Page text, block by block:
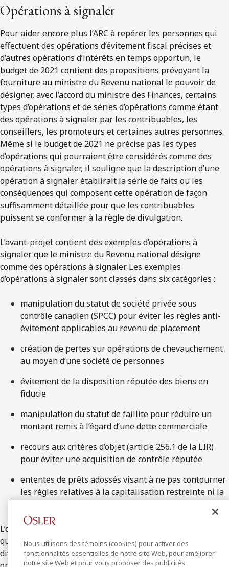
Opérations à signaler
Pour aider encore plus l’ARC à repérer les personnes qui
effectuent des opérations d’évitement fiscal précises et
d’autres opérations d’intérêts en temps opportun, le
budget de 2021 contient des propositions prévoyant la
fourniture au ministre du Revenu national le pouvoir de
désigner, avec l’accord du ministre des Finances, certains
types d’opérations et de séries d’opérations comme étant
des opérations à signaler par les contribuables, les
conseillers, les promoteurs et certaines autres personnes.
Même si le budget de 2021 ne précise pas les types
d’opérations qui pourraient être considérés comme des
opérations à signaler, il souligne que la description d’une
opération à signaler établirait la série de faits ou les
conséquences qui composent cette opération de façon
suffisamment détaillée pour que les contribuables
puissent se conformer à la règle de divulgation.
L’avant-projet contient des exemples d’opérations à
signaler que le ministre du Revenu national désigne
comme des opérations à signaler. Les exemples
d’opérations à signaler sont classés dans six catégories :
manipulation du statut de société privée sous
contrôle canadien (SPCC) pour éviter les règles anti-
évitement applicables au revenu de placement
création de pertes sur opérations de chevauchement
au moyen d’une société de personnes
évitement de la disposition réputée des biens en
fiducie
manipulation du statut de faillite pour réduire un
montant remis à l’égard d’une dette commerciale
recours aux critères d’objet (article 256.1 de la LIR)
pour éviter une acquisition de contrôle réputée
ententes de prêts adossés visant à ne pas contourner
les règles relatives à la capitalisation restreinte ni la
retenue d’impôt en vertu de la partie XIII
L’obligation de divulgation n’est pas limitée aux opérations
qui sont données comme exemples d’opération désignée. La
divulgation est également requise relativement à une
Nous utilisons des témoins (cookies) pour activer des
fonctionnalités essentielles de notre site Web, pour améliorer
notre site Web et pour vous proposer des publicités